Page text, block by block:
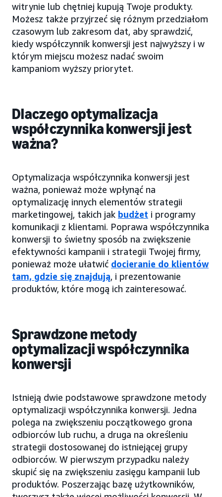
witrynie lub chętniej kupują Twoje produkty.
Możesz także przyjrzeć się różnym przedziałom
czasowym lub zakresom dat, aby sprawdzić,
kiedy współczynnik konwersji jest najwyższy i w
którym miejscu możesz nadać swoim
kampaniom wyższy priorytet.
Dlaczego optymalizacja
współczynnika konwersji jest
ważna?
Optymalizacja współczynnika konwersji jest
ważna, ponieważ może wpłynąć na
optymalizację innych elementów strategii
marketingowej, takich jak budżet i programy
komunikacji z klientami. Poprawa współczynnika
konwersji to świetny sposób na zwiększenie
efektywności kampanii i strategii Twojej firmy,
ponieważ może ułatwić docieranie do klientów
tam, gdzie się znajdują, i prezentowanie
produktów, które mogą ich zainteresować.
Sprawdzone metody
optymalizacji współczynnika
konwersji
Istnieją dwie podstawowe sprawdzone metody
optymalizacji współczynnika konwersji. Jedna
polega na zwiększeniu początkowego grona
odbiorców lub ruchu, a druga na określeniu
strategii dostosowanej do istniejącej grupy
odbiorców. W pierwszym przypadku należy
skupić się na zwiększeniu zasięgu kampanii lub
produktów. Poszerzając bazę użytkowników,